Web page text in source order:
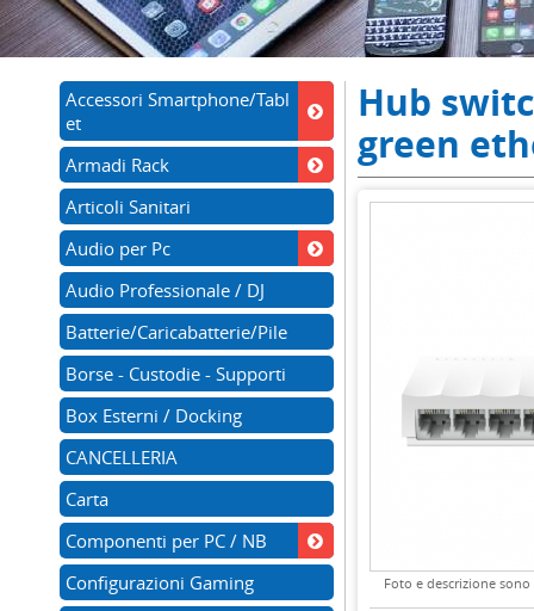
Hub
green
Foto e descrizione
Accessori Smartphone/Tabl
et
Armadi Rack
Articoli Sanitari
Audio per Pc
Audio Professionale / DJ
Batterie/Caricabatterie/Pile
Borse - Custodie - Supporti
Box Esterni / Docking
CANCELLERIA
Carta
Componenti per PC / NB
Configurazioni Gaming